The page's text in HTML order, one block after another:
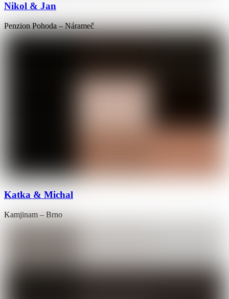
Nikol & Jan
Penzion Pohoda – Nárameč
Katka & Michal
Kamjinam – Brno